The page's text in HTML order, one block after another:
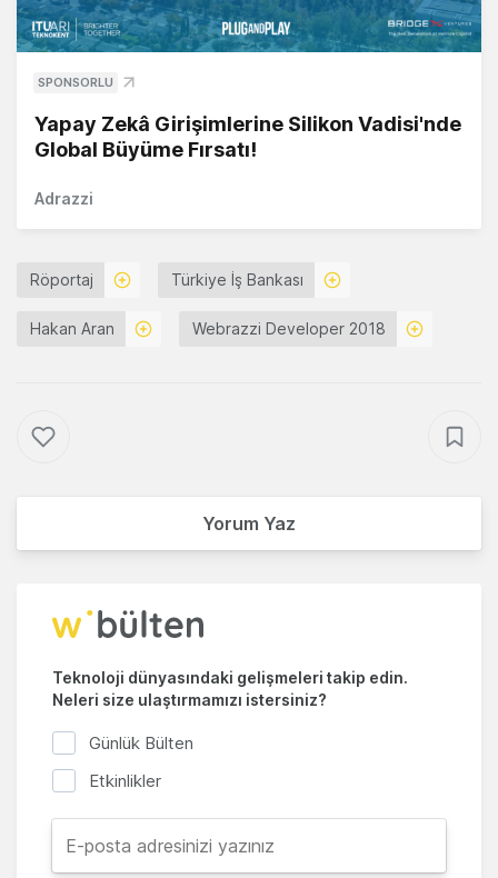
SPONSORLU
Yapay Zekâ Girişimlerine Silikon Vadisi'nde
Global Büyüme Fırsatı!
Adrazzi
Röportaj Türkiye İş Bankası
Hakan Aran Webrazzi Developer 2018
Yorum Yaz
Teknoloji dünyasındaki gelişmeleri takip edin.
Neleri size ulaştırmamızı istersiniz?
Günlük Bülten
Etkinlikler